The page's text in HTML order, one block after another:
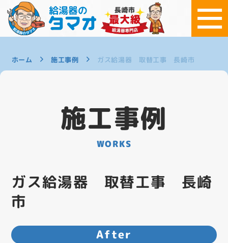
ホーム 施工事例 ガス給湯器 取替工事 長崎市
施工事例
WORKS
ガス給湯器 取替工事 長崎
市
After